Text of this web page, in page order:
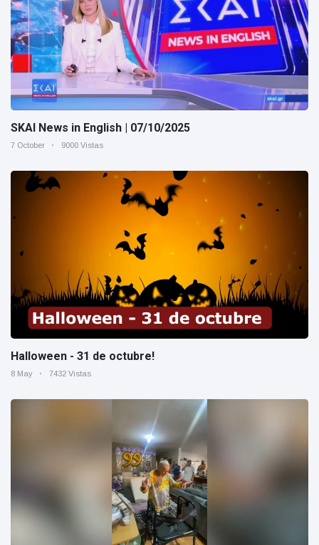
SKAI News in English | 07/10/2025
7 October 9000 Vistas
Halloween - 31 de octubre!
8 May 7432 Vistas